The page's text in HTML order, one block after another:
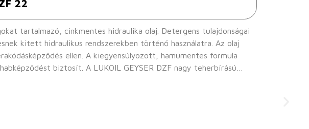
22
tartalmazó, cinkmentes hidraulika olaj. Detergens tulajdonságai
kitett hidraulikus rendszerekben történő használatra. Az olaj
ellen. A kiegyensúlyozott, hamumentes formula
DZF nagy teherbírású
munkagépek, targoncák vagy haszongépjárművek,
hajtóművekben hajtóműolajként vagy sikló- és